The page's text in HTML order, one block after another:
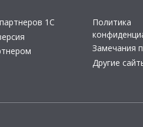
1С
Политика
Замечания
Другие